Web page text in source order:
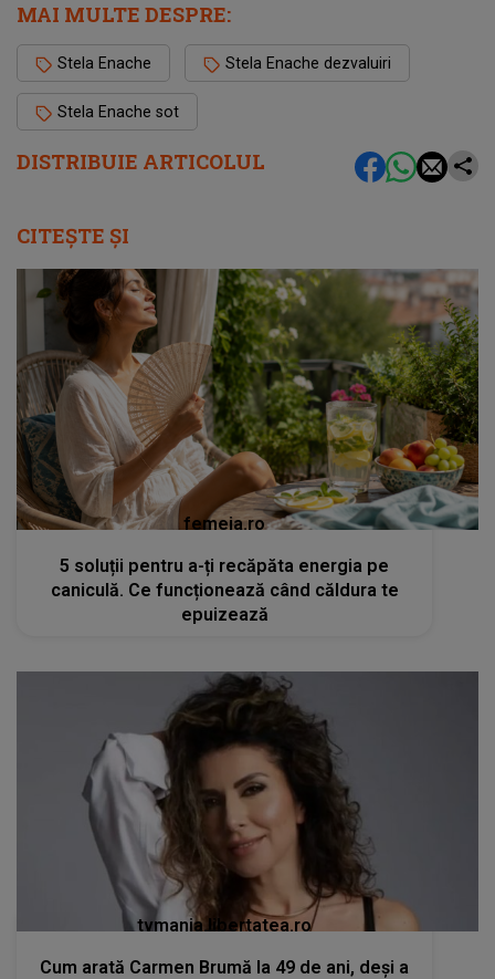
DISTRIBUIE ARTICOLUL
MAI MULTE DESPRE:
Stela Enache Stela Enache dezvaluiri
Stela Enache sot
CITEȘTE ȘI
femeia.ro
5 soluții pentru a-ți recăpăta energia pe
caniculă. Ce funcționează când căldura te
epuizează
tvmania.libertatea.ro
Cum arată Carmen Brumă la 49 de ani, deși a